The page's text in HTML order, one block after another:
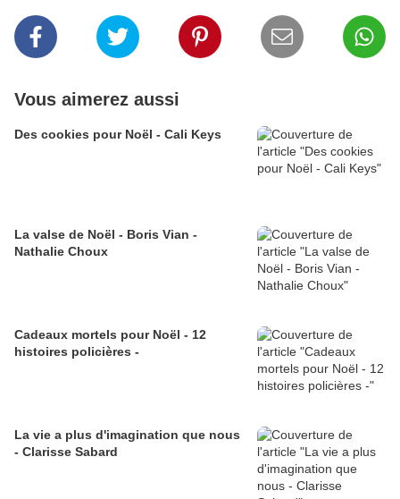
Vous aimerez aussi
Des cookies pour Noël - Cali Keys
La valse de Noël - Boris Vian -
Nathalie Choux
Cadeaux mortels pour Noël - 12
histoires policières -
La vie a plus d'imagination que nous
- Clarisse Sabard